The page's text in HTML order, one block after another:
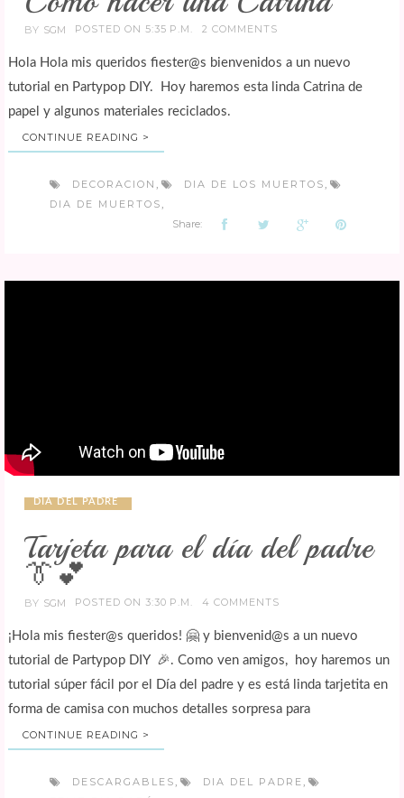
BY SGM POSTED ON 5:35 P.M. 2 COMMENTS
Hola Hola mis queridos fiester@s bienvenidos a un nuevo
tutorial en Partypop DIY. Hoy haremos esta linda Catrina de
papel y algunos materiales reciclados.
CONTINUE READING >
DECORACION DIA DE LOS MUERTOS
DIA DE MUERTOS
Share:
DIA DEL PADRE
Tarjeta para el día del padre
👔💕
BY SGM POSTED ON 3:30 P.M. 4 COMMENTS
¡Hola mis fiester@s queridos! 🤗 y bienvenid@s a un nuevo
tutorial de Partypop DIY 🎉. Como ven amigos, hoy haremos un
tutorial súper fácil por el Día del padre y es está linda tarjetita en
forma de camisa con muchos detalles sorpresa para
CONTINUE READING >
DESCARGABLES DIA DEL PADRE